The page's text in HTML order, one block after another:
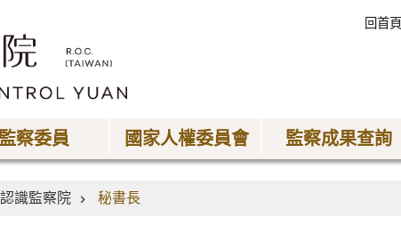
回首頁
監察委員 國家人權委員會 監察成果查詢
認識監察院 秘書長